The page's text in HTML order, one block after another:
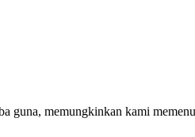
guna, memungkinkan kami